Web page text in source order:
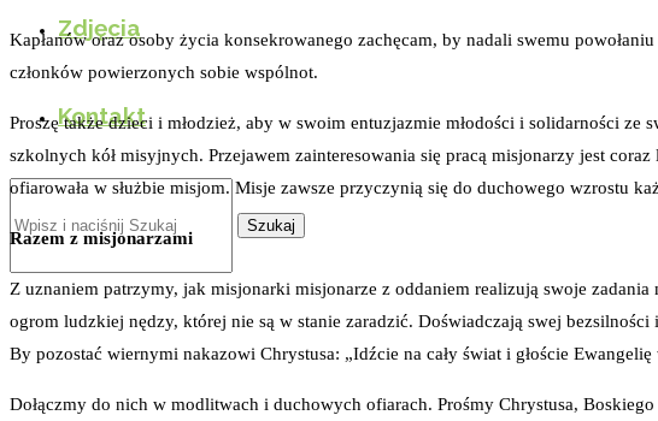
Zdjęcia
Kontakt
Szukaj
Kapłanów oraz osoby życia konsekrowanego zachęcam, by nadali swemu
członków powierzonych sobie wspólnot.
Proszę także dzieci i młodzież, aby w swoim entuzjazmie młodości i solidarności
szkolnych kół misyjnych. Przejawem zainteresowania się pracą misjonarzy jest
ofiarowała w służbie misjom. Misje zawsze przyczynią się do duchowego wzrostu
Razem z misjonarzami
Z uznaniem patrzymy, jak misjonarki misjonarze z oddaniem realizują swoje
ogrom ludzkiej nędzy, której nie są w stanie zaradzić. Doświadczają swej
By pozostać wiernymi nakazowi Chrystusa: „Idźcie na cały świat i głoście
Dołączmy do nich w modlitwach i duchowych ofiarach. Prośmy Chrystusa,